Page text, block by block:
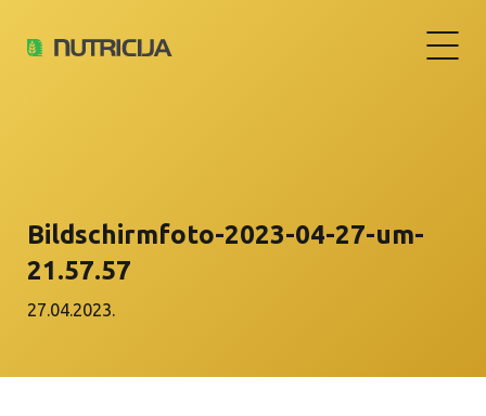
Bildschirm­foto-2023-04-27-um-
21.57.57
27.04.2023.